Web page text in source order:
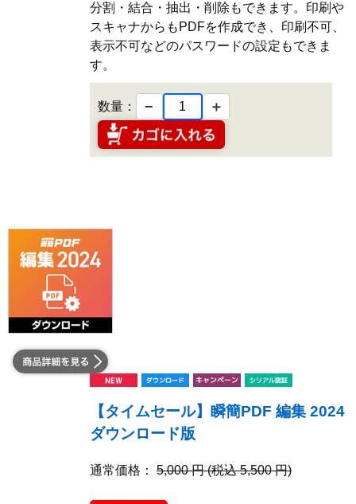
分割・結合・抽出・削除もできます。印刷や
スキャナからもPDFを作成でき、印刷不可、
表示不可などのパスワードの設定もできま
す。
数量： − ＋
【タイムセール】瞬簡PDF 編集 2024
ダウンロード版
通常価格：5,000 円 (税込 5,500 円)